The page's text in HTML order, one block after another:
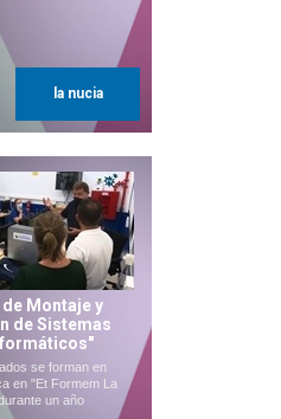
la nucia
de Montaje y
de Sistemas
se forman en
en "Et Formem La
un año